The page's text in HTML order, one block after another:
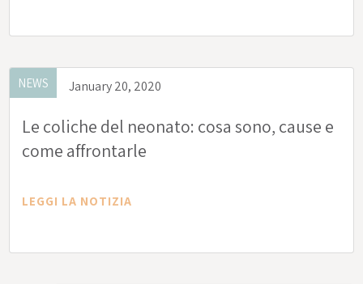
NEWS January 20, 2020
Le coliche del neonato: cosa sono, cause e
come affrontarle
LEGGI LA NOTIZIA